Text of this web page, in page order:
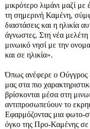
μικρότερο λιμάνι μαζί
τη σημερινή Καμένη,
διαστάσεις και η ηλικία
άγνωστες. Στη νέα
μινωικό νησί με την
και σε ηλικία».
Όπως ανέφερε ο Ούγγρος
μας στα πιο
βρίσκονται μέσα στη
αντιπροσωπεύουν το
Εφαρμόζοντας μια φωτο-
όγκο της Προ-Καμένης σε